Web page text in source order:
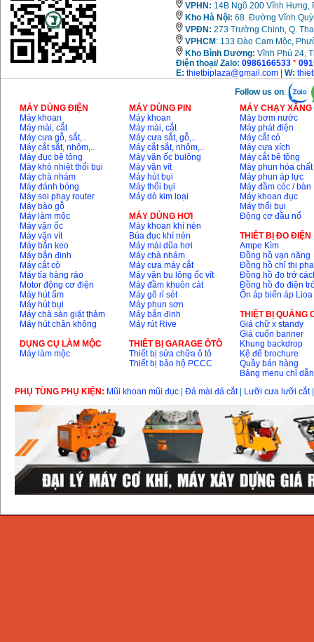
Máy khoan Bosch
GSB 16RE (750W)
Giá
:1850000
GX160 (5.5HP)
Giá: 7200000
Máy mài 100mm
Makita 9553B (710W)
Giá:1296000
VPHN: 14B Ngõ 200 Vĩnh Hưng,
Kho Hà Nội: 68 Đường Vĩnh
VPĐN: 273 Trường Chinh, Q.
VPHCM : 133 Đào Cam Mộc,
Kho Bình Dương: Vĩnh Phú 24,
Điện thoại/ Zalo: 0986166533 *
E: thietbiplaza@gmail.com W:
Follow us on:
MÁY DÙNG ĐIỆN
Máy khoan
Máy mài, cắt
Máy cưa gỗ, sắt,..
Máy cắt sắt, nhôm,..
Máy đục bê tông
Máy khò nhiệt thổi bụi
Máy chà nhám
Máy đánh bóng
Máy soi phay router
Máy bào gỗ
Máy làm mộc
Máy vặn ốc
Máy vặn vít
Máy bắn keo
Máy bắn đinh
Máy cắt cỏ
Máy tỉa hàng rào
Motor động cơ điện
Máy hút ẩm
Máy hút bụi
Máy chà sàn giặt thảm
Máy hút chân không
DỤNG CỤ LÀM MỘC
Máy làm mộc
MÁY DÙNG PIN
Máy khoan
Máy mài, cắt
Máy cưa sắt, gỗ,..
Máy cắt sắt, nhôm,..
Máy vặn ốc bulông
Máy vặn vít
Máy hút bụi
Máy thổi bụi
Máy dò kim loại
MÁY DÙNG HƠI
Máy khoan khí nén
Búa đục khí nén
Máy mài dũa hơi
Máy chà nhám
Máy cưa máy cắt
Máy vặn bu lông ốc vít
Máy đầm khuôn cát
Máy gõ rỉ sét
Máy phun sơn
Máy bắn đinh
Máy rút Rive
THIÊT BỊ GARAGE ÔTÔ
Thiết bị sửa chữa ô tô
Thiết bị bảo hộ PCCC
MÁY CHẠY
Máy bơm nước
Máy phát điện
Máy cắt cỏ
Máy cưa xích
Máy cắt bê tông
Máy phun hóa chất
Máy phun áp lực
Máy đầm cóc / bàn
Máy khoan đục
Máy thổi bụi
Động cơ đầu nổ
THIÊT BỊ ĐO ĐIỆN
Ampe Kìm
Đồng hồ vạn năng
Đồng hồ chỉ thị pha
Đồng hồ đo trở
Đồng hồ đo điện
Ổn áp biến áp Lioa
THIỆT BỊ QUẢNG
Giá chữ x standy
Giá cuốn banner
Khung backdrop
Kệ để brochure
Quầy bán hàng
Bảng menu chỉ dẫn
PHỤ TÙNG PHỤ KIỆN: Mũi khoan mũi đục Đá mài đá cắt| Lưỡi cưa lưỡi cắt